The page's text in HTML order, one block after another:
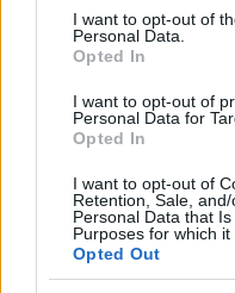
consent section.
I want to opt-out of
Personal Data.
Opted In
I want to opt-out of
Personal Data for
Opted In
I want to opt-out of
Retention, Sale,
Personal Data that
Purposes for which it
Opted Out
PHIL JONES